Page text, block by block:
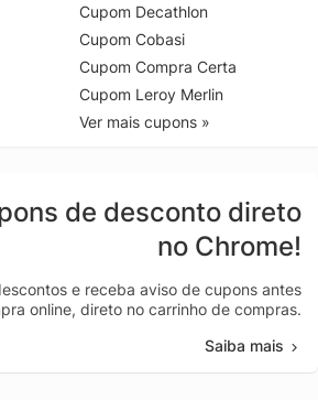
Cupom Decathlon
Cupom Cobasi
Cupom Compra Certa
Cupom Leroy Merlin
Ver mais cupons »
de desconto direto
no Chrome!
e receba aviso de cupons antes
online, direto no carrinho de compras.
Saiba mais